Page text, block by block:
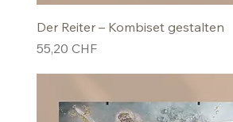
Der Reiter – Kombiset gestalten
Preis
55,20 CHF